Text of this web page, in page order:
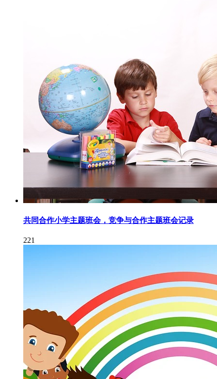
共同合作小学主题班会，竞争与合作主题班会记录
221